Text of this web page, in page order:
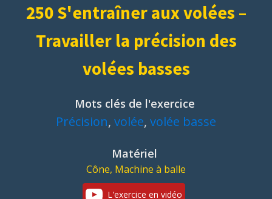
250 S'entraîner aux volées –
Travailler la précision des
volées basses
Mots clés de l'exercice
Précision, volée, volée basse
Matériel
Cône, Machine à balle
L'exercice en vidéo